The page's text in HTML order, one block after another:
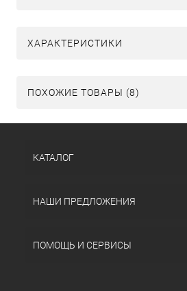
ХАРАКТЕРИСТИКИ
ПОХОЖИЕ ТОВАРЫ (8)
КАТАЛОГ
НАШИ ПРЕДЛОЖЕНИЯ
ПОМОЩЬ И СЕРВИСЫ